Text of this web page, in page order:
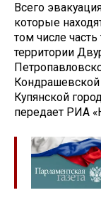
Всего
которые
том числе
территории
Купянской
передает РИА